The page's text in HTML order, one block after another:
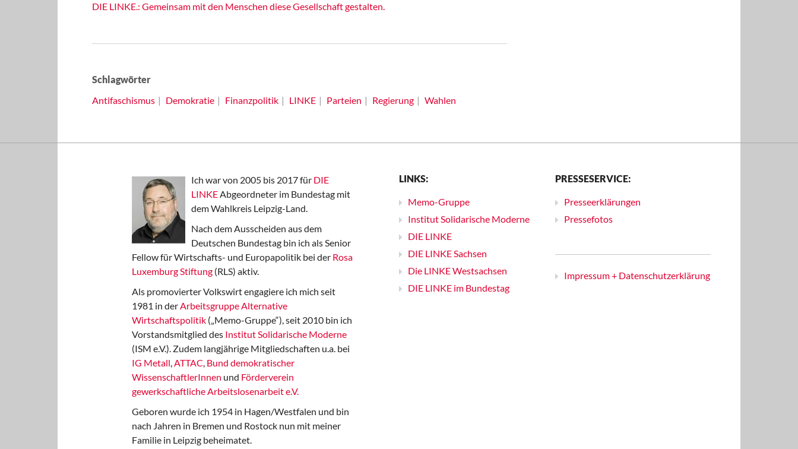
DIE LINKE.: Gemeinsam mit den Menschen diese Gesellschaft gestalten.
Schlagwörter
Antifaschismus
Demokratie Finanzpolitik LINKE Parteien Regierung Wahlen
Ich war von 2005 bis 2017 für DIE
LINKEAbgeordneter im Bundestag mit
dem Wahlkreis Leipzig-Land.
Nach dem Ausscheiden aus dem
Deutschen Bundestag bin ich als Senior
Fellow für Wirtschafts- und Europapolitik bei der Rosa
Luxemburg Stiftung (RLS) aktiv.
Als promovierter Volkswirt engagiere ich mich seit
1981 in derArbeitsgruppe Alternative
Wirtschaftspolitik („Memo-Gruppe“), seit 2010 bin ich
Vorstandsmitglied des Institut Solidarische Moderne
(ISM e.V.). Zudem langjährige Mitgliedschaften u.a. bei
IG Metall,ATTAC, Bund demokratischer
WissenschaftlerInnen und Förderverein
gewerkschaftliche Arbeitslosenarbeit e.V.
Geboren wurde ich 1954 in Hagen/Westfalen und bin
nach Jahren in Bremen und Rostock nun mit meiner
Familie in Leipzig beheimatet.
LINKS:
Memo-Gruppe
Institut Solidarische Moderne
DIE LINKE
DIE LINKE Sachsen
Die LINKE Westsachsen
DIE LINKE im Bundestag
PRESSESERVICE:
Presseerklärungen
Pressefotos
Impressum + Datenschutzerklärung